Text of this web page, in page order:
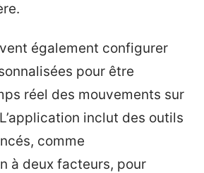
également configurer
pour être
réel des mouvements sur
inclut des outils
comme
à deux facteurs, pour